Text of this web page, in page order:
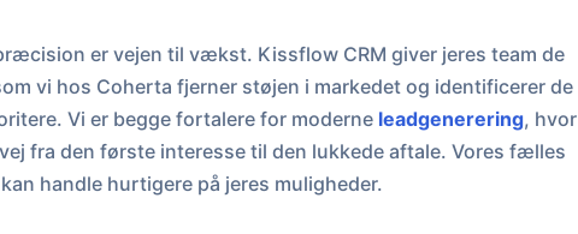
er vejen til vækst. Kissflow CRM giver jeres team de
vi hos Coherta fjerner støjen i markedet og identificerer de
Vi er begge fortalere for moderne leadgenerering, hvor
fra den første interesse til den lukkede aftale. Vores fælles
handle hurtigere på jeres muligheder.